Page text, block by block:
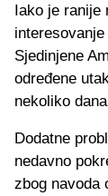
Iako je ranije
Sjedinjene
određene
nekoliko
Dodatne
nedavno
zbog navoda